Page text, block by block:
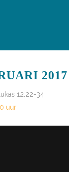
2017
Lukas 12:22-34
uur